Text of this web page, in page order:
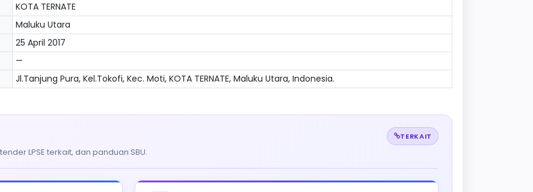
KOTA TERNATE
Maluku Utara
25 April 2017
—
Jl.Tanjung Pura, Kel.Tokofi, Kec. Moti, KOTA TERNATE, Maluku Utara, Indonesia.
LPSE terkait, dan panduan SBU.
TERKAIT